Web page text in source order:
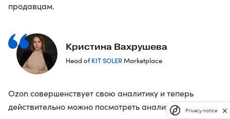
продавцам.
Кристина Вахрушева
Head ofKIT SOLERMarketplace
Ozon совершенствует свою аналитику и теперь
действительно можно посмотреть анализ
Privacy notice